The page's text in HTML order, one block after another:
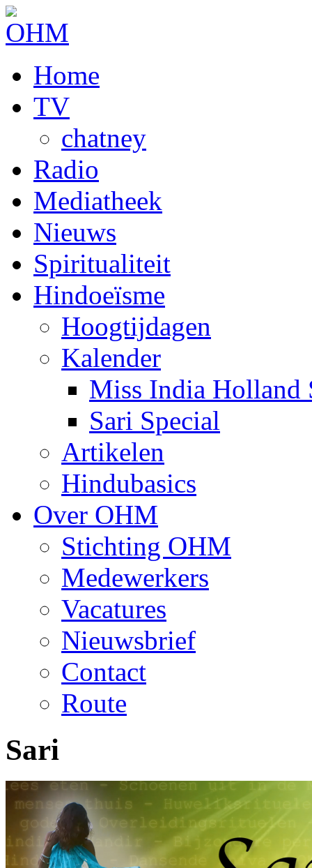
Home
TV
chatney
Radio
Mediatheek
Nieuws
Spiritualiteit
Hindoeïsme
Hoogtijdagen
Kalender
Miss India Holland
Sari Special
Artikelen
Hindubasics
Over OHM
Stichting OHM
Medewerkers
Vacatures
Nieuwsbrief
Contact
Route
Sari